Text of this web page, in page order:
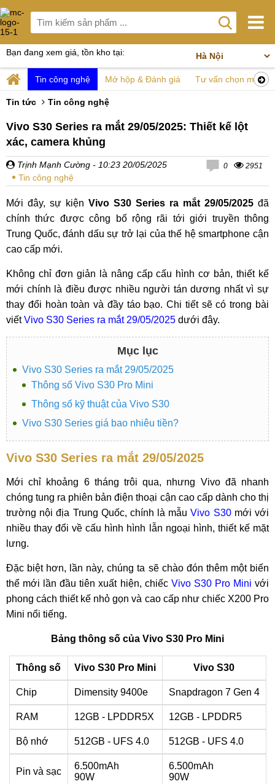
Bạn đang xem giá, tồn kho tại:
Tin công nghệ Mở hộp & Đánh giá Tư vấn chọn mua
Tin tức Tin công nghệ
Vivo S30 Series ra mắt 29/05/2025: Thiết kế lột
xác, camera khủng
Trịnh Mạnh Cường - 10:23 20/05/2025
Tin công nghệ
0 2951
Mới đây, sự kiện Vivo S30 Series ra mắt 29/05/2025 đã
chính thức được công bố rộng rãi tới giới truyền thông
Trung Quốc, đánh dấu sự trở lại của thế hệ smartphone cận
cao cấp mới.
Không chỉ đơn giản là nâng cấp cấu hình cơ bản, thiết kế
mới chính là điều được nhiều người tán dương nhất vì sự
thay đổi hoàn toàn và đầy táo bạo. Chi tiết sẽ có trong bài
viếtVivo S30 Series ra mắt 29/05/2025 dưới đây.
Mục lục
Vivo S30 Series ra mắt 29/05/2025
Thông số Vivo S30 Pro Mini
Thông số kỹ thuật của Vivo S30
Vivo S30 Series giá bao nhiêu tiền?
Vivo S30 Series ra mắt 29/05/2025
Mới chỉ khoảng 6 tháng trôi qua, nhưng Vivo đã nhanh
chóng tung ra phiên bản điện thoại cận cao cấp dành cho thị
trường nội địa Trung Quốc, chính là mẫuVivo S30mới với
nhiều thay đổi về cấu hình hình lẫn ngoại hình, thiết kế mặt
lưng.
Đặc biệt hơn, lần này, chúng ta sẽ chào đón thêm một biến
thể mới lần đầu tiên xuất hiện, chiếc Vivo S30 Pro Mini với
phong cách thiết kế nhỏ gọn và cao cấp như chiếc X200 Pro
Mini nổi tiếng.
Bảng thông số của Vivo S30 Pro Mini
Thông số Vivo S30 Pro Mini Vivo S30
Chip Dimensity 9400e Snapdragon 7 Gen 4
RAM 12GB - LPDDR5X 12GB - LPDDR5
Bộ nhớ 512GB - UFS 4.0 512GB - UFS 4.0
Pin và sạc
6.500mAh
90W
6.500mAh
90W